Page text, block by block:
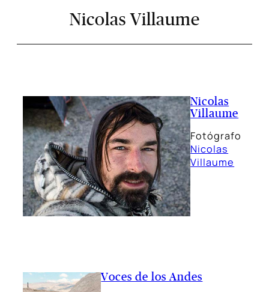
Nicolas Villaume
Nicolas
Villaume
Fotógrafo
Nicolas
Villaume
Voces de los Andes